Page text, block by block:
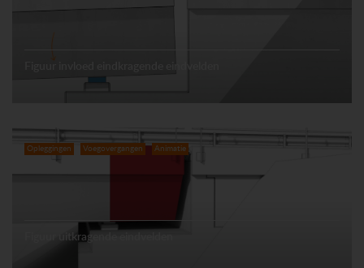
Figuur invloed eindkragende eindvelden
Opleggingen Voegovergangen Animatie
Figuur uitkragende eindvelden